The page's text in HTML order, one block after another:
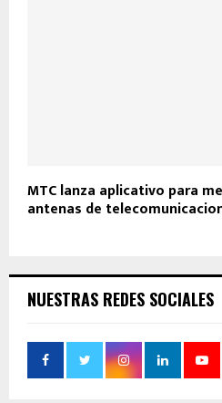
MTC lanza aplicativo para
antenas de
NUESTRAS REDES SOCIALES